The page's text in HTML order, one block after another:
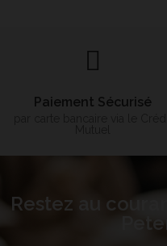
Paiement Sécurisé
Restez au